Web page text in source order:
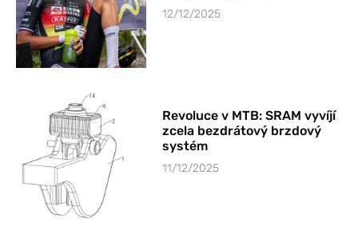
12/12/2025
Revoluce v MTB: SRAM vyvíjí
zcela bezdrátový brzdový
systém
11/12/2025